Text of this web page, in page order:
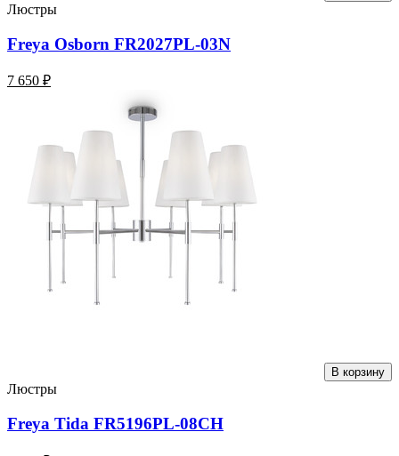
Люстры
Freya Osborn FR2027PL-03N
7 650 ₽
В корзину
Люстры
Freya Tida FR5196PL-08CH